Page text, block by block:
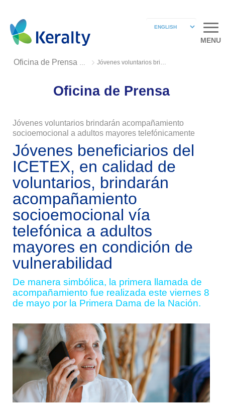
MENU
Oficina de Prensa 2020 Jóvenes voluntarios brindarán acompañamiento socioemocional
Oficina de Prensa
Jóvenes voluntarios brindarán acompañamiento
socioemocional a adultos mayores telefónicamente
Jóvenes beneficiarios del
ICETEX, en calidad de
voluntarios, brindarán
acompañamiento
socioemocional vía
telefónica a adultos
mayores en condición de
vulnerabilidad
De manera simbólica, la primera llamada de
acompañamiento fue realizada este viernes 8
de mayo por la Primera Dama de la Nación.